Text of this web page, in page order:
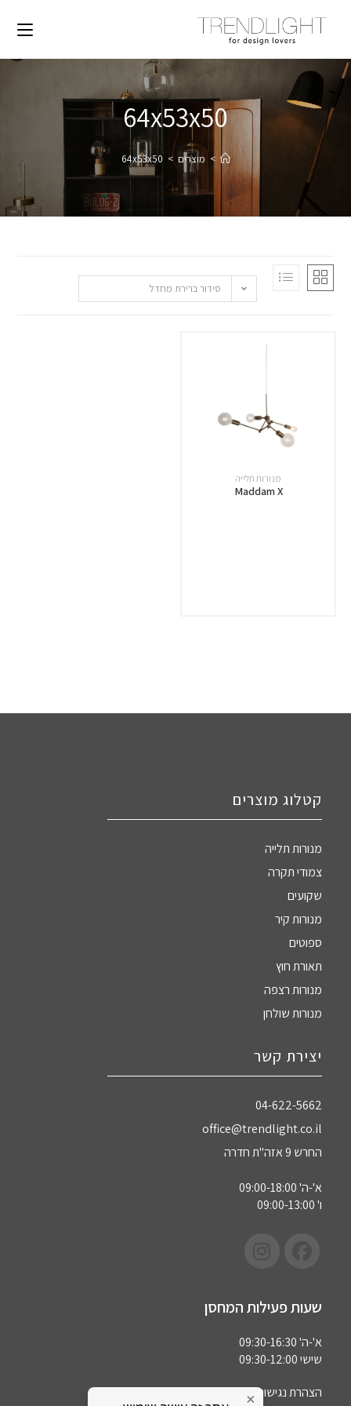
64x53x50
> מוצרים >
64x53x50
סידור ברירת מחדל
מנורות תלייה
Maddam X
קטלוג מוצרים
מנורות תלייה
צמודי תקרה
שקועים
מנורות קיר
ספוטים
תאורת חוץ
מנורות רצפה
מנורות שולחן
יצירת קשר
04-622-5662‏
office@trendlight.co.il
החרש 9 אזה"ת חדרה
א'-ה' 09:00-18:00
ו' 09:00-13:00
שעות פעילות המחסן
א'-ה' 09:30-16:30
שישי 09:30-12:00
הצהרת נגישות×